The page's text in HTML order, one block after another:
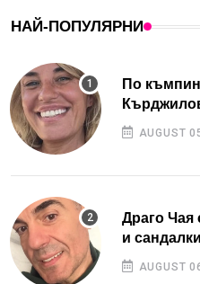
НАЙ-ПОПУЛЯРНИ
По
AUGUST
Драго Чая
и
AUGUST